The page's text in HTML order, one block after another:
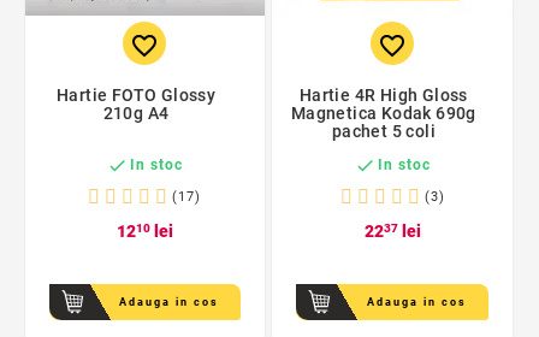
favorite_border
Hartie FOTO Glossy
210g A4
 In stoc
(17)
1210lei
Adauga in cos
favorite_border
Hartie 4R High Gloss
Magnetica Kodak 690g
pachet 5 coli
 In stoc
(3)
2237lei
Adauga in cos